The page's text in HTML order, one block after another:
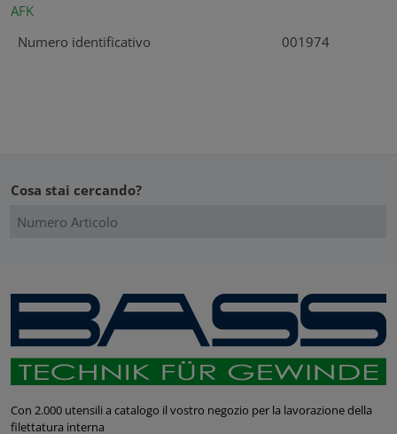
AFK
Numero identificativo
001974
Cosa stai cercando?
Con 2.000 utensili a catalogo il vostro negozio per la lavorazione della
filettatura interna